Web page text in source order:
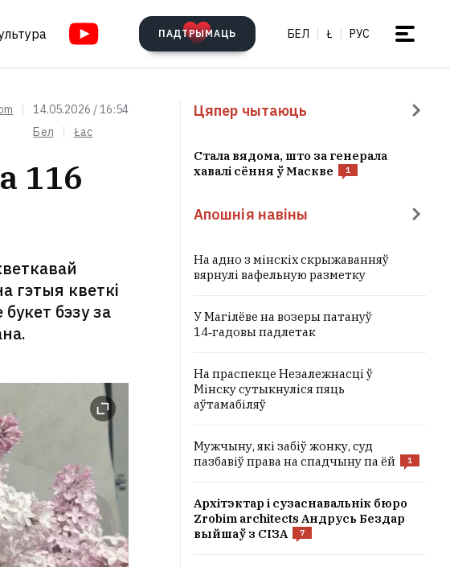
ПАДТРЫМАЦЬ БЕЛ Ł РУС
14.05.2026 / 16:54
Бел
Łac
116
гэтыя кветкі
бэзу за
Цяпер чытаюць
Стала вядома, што за генерала
хавалі сёння ў Маскве
1
Апошнія навіны
На адно з мінскіх скрыжаванняў
вярнулі вафельную разметку
У Магілёве на возеры патануў
14‑гадовы падлетак
На праспекце Незалежнасці ў
Мінску сутыкнуліся пяць
аўтамабіляў
Мужчыну, які забіў жонку, суд
пазбавіў права на спадчыну па ёй
1
Архітэктар і сузаснавальнік бюро
Zrobim architects Андрусь Бездар
выйшаў з СІЗА
7